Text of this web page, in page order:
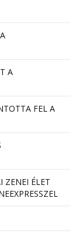
A
FEL A
ZENEI ÉLET